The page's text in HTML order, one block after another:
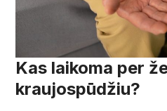
Kas laikoma per
kraujospūdžiu?